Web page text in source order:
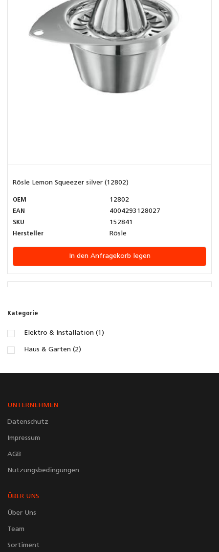
Kategorie
Elektro & Installation (1)
Haus & Garten (2)
Rösle Lemon Squeezer silver (12802)
OEM
12802
EAN
4004293128027
SKU
152841
Hersteller
Rösle
In den Anfragekorb legen
UNTERNEHMEN
Datenschutz
Impressum
AGB
Nutzungsbedingungen
ÜBER UNS
Über Uns
Team
Sortiment